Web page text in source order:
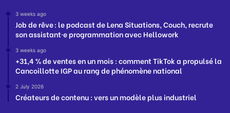
3 weeks ago
Job de rêve : le podcast de Lena Situations, Couch, recrute
son assistant·e programmation avec Hellowork
3 weeks ago
+31,4 % de ventes en un mois : comment TikTok a propulsé la
Cancoillotte IGP au rang de phénomène national
2 July 2026
Créateurs de contenu : vers un modèle plus industriel